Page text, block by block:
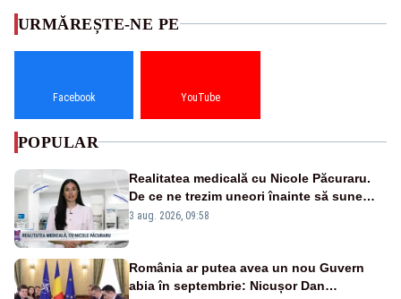
URMĂREȘTE-NE PE
Facebook YouTube
POPULAR
Realitatea medicală cu Nicole Păcuraru.
De ce ne trezim uneori înainte să sune
alarma?
3 aug. 2026, 09:58
România ar putea avea un nou Guvern
abia în septembrie: Nicușor Dan